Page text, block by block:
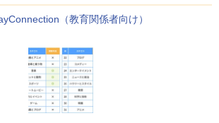
（教育関係者向け）